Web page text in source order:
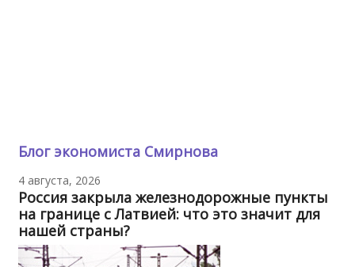
Блог экономиста Смирнова
4 августа, 2026
Россия закрыла железнодорожные пункты
на границе с Латвией: что это значит для
нашей страны?